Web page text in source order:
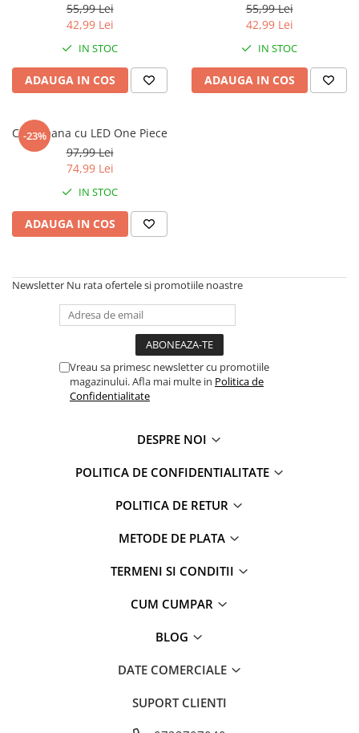
55,99 Lei
42,99 Lei
IN STOC
ADAUGA IN COS
55,99 Lei
42,99 Lei
IN STOC
ADAUGA IN COS
-23%
Ceas mana cu LED One Piece
97,99 Lei
74,99 Lei
IN STOC
ADAUGA IN COS
Newsletter Nu rata ofertele si promotiile noastre
Vreau sa primesc newsletter cu promotiile
magazinului. Afla mai multe in Politica de
Confidentialitate
DESPRE NOI
POLITICA DE CONFIDENTIALITATE
POLITICA DE RETUR
METODE DE PLATA
TERMENI SI CONDITII
CUM CUMPAR
BLOG
DATE COMERCIALE
SUPORT CLIENTI